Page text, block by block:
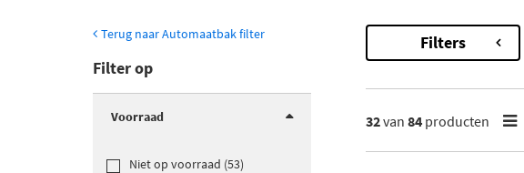
Terug naar Automaatbak filter
Filter op
Voorraad
Niet op voorraad (53)
Filters
32van 84 producten